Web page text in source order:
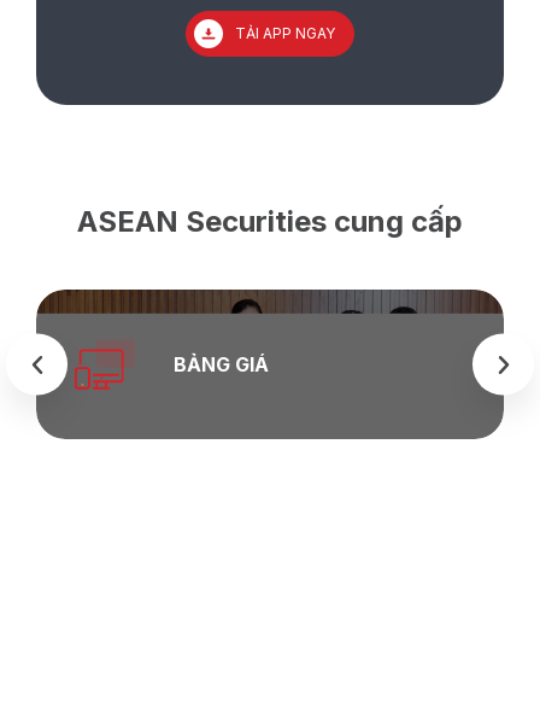
TẢI APP NGAY
ASEAN Securities cung cấp
BẢNG GIÁ